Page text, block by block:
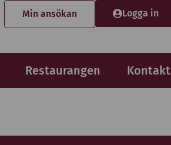
Min ansökan Logga in
Restaurangen Kontakt